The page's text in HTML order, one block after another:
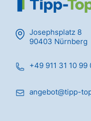
Josephsplatz 8
90403 Nürnberg
+49 911 31 10 99
angebot@tipp-